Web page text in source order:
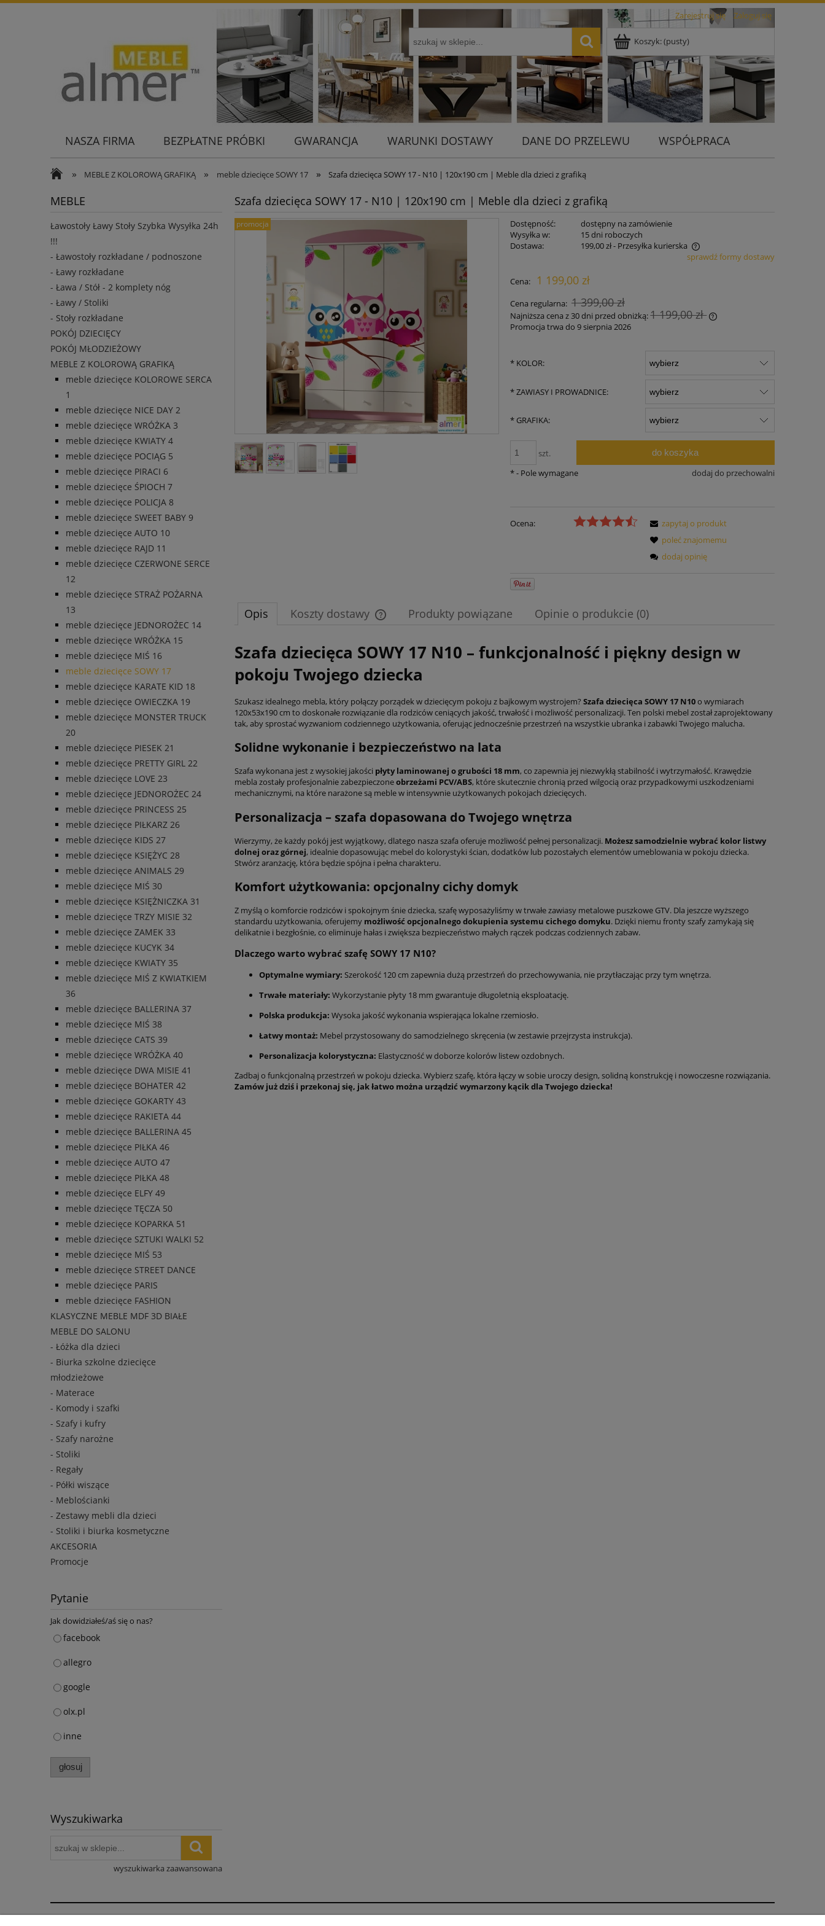
Zarejestruj się Zaloguj się
Koszyk:(pusty)
NASZA FIRMA BEZPŁATNE PRÓBKI GWARANCJA WARUNKI DOSTAWY DANE DO PRZELEWU
WSPÓŁPRACA
» MEBLE Z KOLOROWĄ GRAFIKĄ » meble dziecięce SOWY 17 » Szafa dziecięca SOWY 17 - N10 | 120x190 cm | Meble dla dzieci z grafiką
MEBLE
Ławostoły Ławy Stoły Szybka Wysyłka 24h
!!!
- Ławostoły rozkładane / podnoszone
- Ławy rozkładane
- Ława / Stół - 2 komplety nóg
- Ławy / Stoliki
- Stoły rozkładane
POKÓJ DZIECIĘCY
POKÓJ MŁODZIEŻOWY
MEBLE Z KOLOROWĄ GRAFIKĄ
meble dziecięce KOLOROWE SERCA
1
meble dziecięce NICE DAY 2
meble dziecięce WRÓŻKA 3
meble dziecięce KWIATY 4
meble dziecięce POCIĄG 5
meble dziecięce PIRACI 6
meble dziecięce ŚPIOCH 7
meble dziecięce POLICJA 8
meble dziecięce SWEET BABY 9
meble dziecięce AUTO 10
meble dziecięce RAJD 11
meble dziecięce CZERWONE SERCE
12
meble dziecięce STRAŻ POŻARNA
13
meble dziecięce JEDNOROŻEC 14
meble dziecięce WRÓŻKA 15
meble dziecięce MIŚ 16
meble dziecięce SOWY 17
meble dziecięce KARATE KID 18
meble dziecięce OWIECZKA 19
meble dziecięce MONSTER TRUCK
20
meble dziecięce PIESEK 21
meble dziecięce PRETTY GIRL 22
meble dziecięce LOVE 23
meble dziecięce JEDNOROŻEC 24
meble dziecięce PRINCESS 25
meble dziecięce PIŁKARZ 26
meble dziecięce KIDS 27
meble dziecięce KSIĘŻYC 28
meble dziecięce ANIMALS 29
meble dziecięce MIŚ 30
meble dziecięce KSIĘŻNICZKA 31
meble dziecięce TRZY MISIE 32
meble dziecięce ZAMEK 33
meble dziecięce KUCYK 34
meble dziecięce KWIATY 35
meble dziecięce MIŚ Z KWIATKIEM
36
meble dziecięce BALLERINA 37
meble dziecięce MIŚ 38
meble dziecięce CATS 39
meble dziecięce WRÓŻKA 40
meble dziecięce DWA MISIE 41
meble dziecięce BOHATER 42
meble dziecięce GOKARTY 43
meble dziecięce RAKIETA 44
meble dziecięce BALLERINA 45
meble dziecięce PIŁKA 46
meble dziecięce AUTO 47
meble dziecięce PIŁKA 48
meble dziecięce ELFY 49
meble dziecięce TĘCZA 50
meble dziecięce KOPARKA 51
meble dziecięce SZTUKI WALKI 52
meble dziecięce MIŚ 53
meble dziecięce STREET DANCE
meble dziecięce PARIS
meble dziecięce FASHION
KLASYCZNE MEBLE MDF 3D BIAŁE
MEBLE DO SALONU
- Łóżka dla dzieci
- Biurka szkolne dziecięce
młodzieżowe
- Materace
- Komody i szafki
- Szafy i kufry
- Szafy narożne
- Stoliki
- Regały
- Półki wiszące
- Meblościanki
- Zestawy mebli dla dzieci
- Stoliki i biurka kosmetyczne
AKCESORIA
Promocje
Pytanie
Jak dowidziałeś/aś się o nas?
facebook
allegro
google
olx.pl
inne
głosuj
Wyszukiwarka
wyszukiwarka zaawansowana
Szafa dziecięca SOWY 17 - N10 | 120x190 cm | Meble dla dzieci z grafiką
promocja Dostępność:
dostępny na zamówienie
Wysyłka w:
15 dni roboczych
Dostawa:
199,00 zł- Przesyłka kurierska
płatności
sprawdź formy dostawy
Cena: 1 199,00 zł
Cena regularna: 1 399,00 zł
Najniższa cena z 30 dni przed obniżką:1 199,00 zł
momentu, kiedy produkt pojawił się w
Promocja trwa do 9 sierpnia 2026
* KOLOR:
*ZAWIASY I PROWADNICE:
* GRAFIKA:
szt. do koszyka
dodaj do przechowalni
*- Pole wymagane
Ocena:
zapytaj o produkt
poleć znajomemu
dodaj opinię
Opis Koszty dostawy
Cena nie zawiera ewentualnych kosztów
płatności
Produkty powiązane Opinie o produkcie (0)
Szafa dziecięca SOWY 17 N10 – funkcjonalność i piękny design w
pokoju Twojego dziecka
Szukasz idealnego mebla, który połączy porządek w dziecięcym pokoju z bajkowym wystrojem? Szafa dziecięca SOWY 17 N10o wymiarach
120x53x190 cm to doskonałe rozwiązanie dla rodziców ceniących jakość, trwałość i możliwość personalizacji. Ten polski mebel został zaprojektowany
tak, aby sprostać wyzwaniom codziennego użytkowania, oferując jednocześnie przestrzeń na wszystkie ubranka i zabawki Twojego malucha.
Solidne wykonanie i bezpieczeństwo na lata
Szafa wykonana jest z wysokiej jakości płyty laminowanej o grubości 18 mm, co zapewnia jej niezwykłą stabilność i wytrzymałość. Krawędzie
mebla zostały profesjonalnie zabezpieczoneobrzeżami PCV/ABS, które skutecznie chronią przed wilgocią oraz przypadkowymi uszkodzeniami
mechanicznymi, na które narażone są meble w intensywnie użytkowanych pokojach dziecięcych.
Personalizacja – szafa dopasowana do Twojego wnętrza
Wierzymy, że każdy pokój jest wyjątkowy, dlatego nasza szafa oferuje możliwość pełnej personalizacji. Możesz samodzielnie wybrać kolor listwy
dolnej oraz górnej, idealnie dopasowując mebel do kolorystyki ścian, dodatków lub pozostałych elementów umeblowania w pokoju dziecka.
Stwórz aranżację, która będzie spójna i pełna charakteru.
Komfort użytkowania: opcjonalny cichy domyk
Z myślą o komforcie rodziców i spokojnym śnie dziecka, szafę wyposażyliśmy w trwałe zawiasy metalowe puszkowe GTV. Dla jeszcze wyższego
standardu użytkowania, oferujemy możliwość opcjonalnego dokupienia systemu cichego domyku. Dzięki niemu fronty szafy zamykają się
delikatnie i bezgłośnie, co eliminuje hałas i zwiększa bezpieczeństwo małych rączek podczas codziennych zabaw.
Dlaczego warto wybrać szafę SOWY 17 N10?
Optymalne wymiary: Szerokość 120 cm zapewnia dużą przestrzeń do przechowywania, nie przytłaczając przy tym wnętrza.
Trwałe materiały: Wykorzystanie płyty 18 mm gwarantuje długoletnią eksploatację.
Polska produkcja: Wysoka jakość wykonania wspierająca lokalne rzemiosło.
Łatwy montaż: Mebel przystosowany do samodzielnego skręcenia (w zestawie przejrzysta instrukcja).
Personalizacja kolorystyczna: Elastyczność w doborze kolorów listew ozdobnych.
Zadbaj o funkcjonalną przestrzeń w pokoju dziecka. Wybierz szafę, która łączy w sobie uroczy design, solidną konstrukcję i nowoczesne rozwiązania.
Zamów już dziś i przekonaj się, jak łatwo można urządzić wymarzony kącik dla Twojego dziecka!